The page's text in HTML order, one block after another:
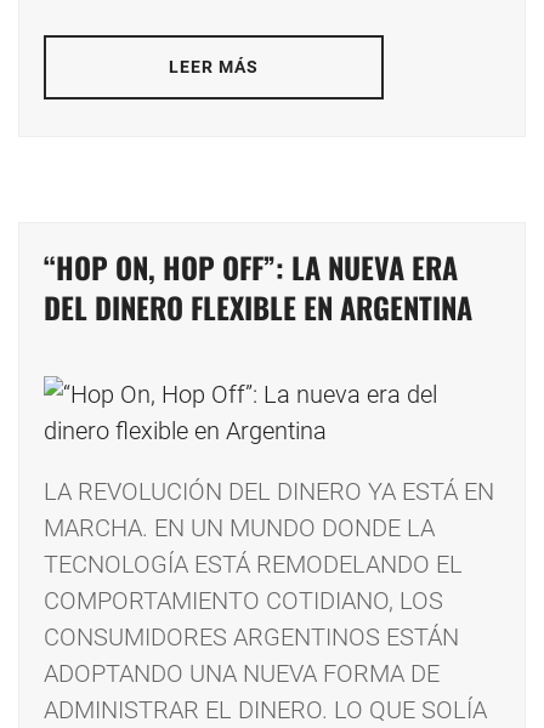
LEER MÁS
“HOP ON, HOP OFF”: LA NUEVA ERA
DEL DINERO FLEXIBLE EN ARGENTINA
LA REVOLUCIÓN DEL DINERO YA ESTÁ EN
MARCHA. EN UN MUNDO DONDE LA
TECNOLOGÍA ESTÁ REMODELANDO EL
COMPORTAMIENTO COTIDIANO, LOS
CONSUMIDORES ARGENTINOS ESTÁN
ADOPTANDO UNA NUEVA FORMA DE
ADMINISTRAR EL DINERO. LO QUE SOLÍA